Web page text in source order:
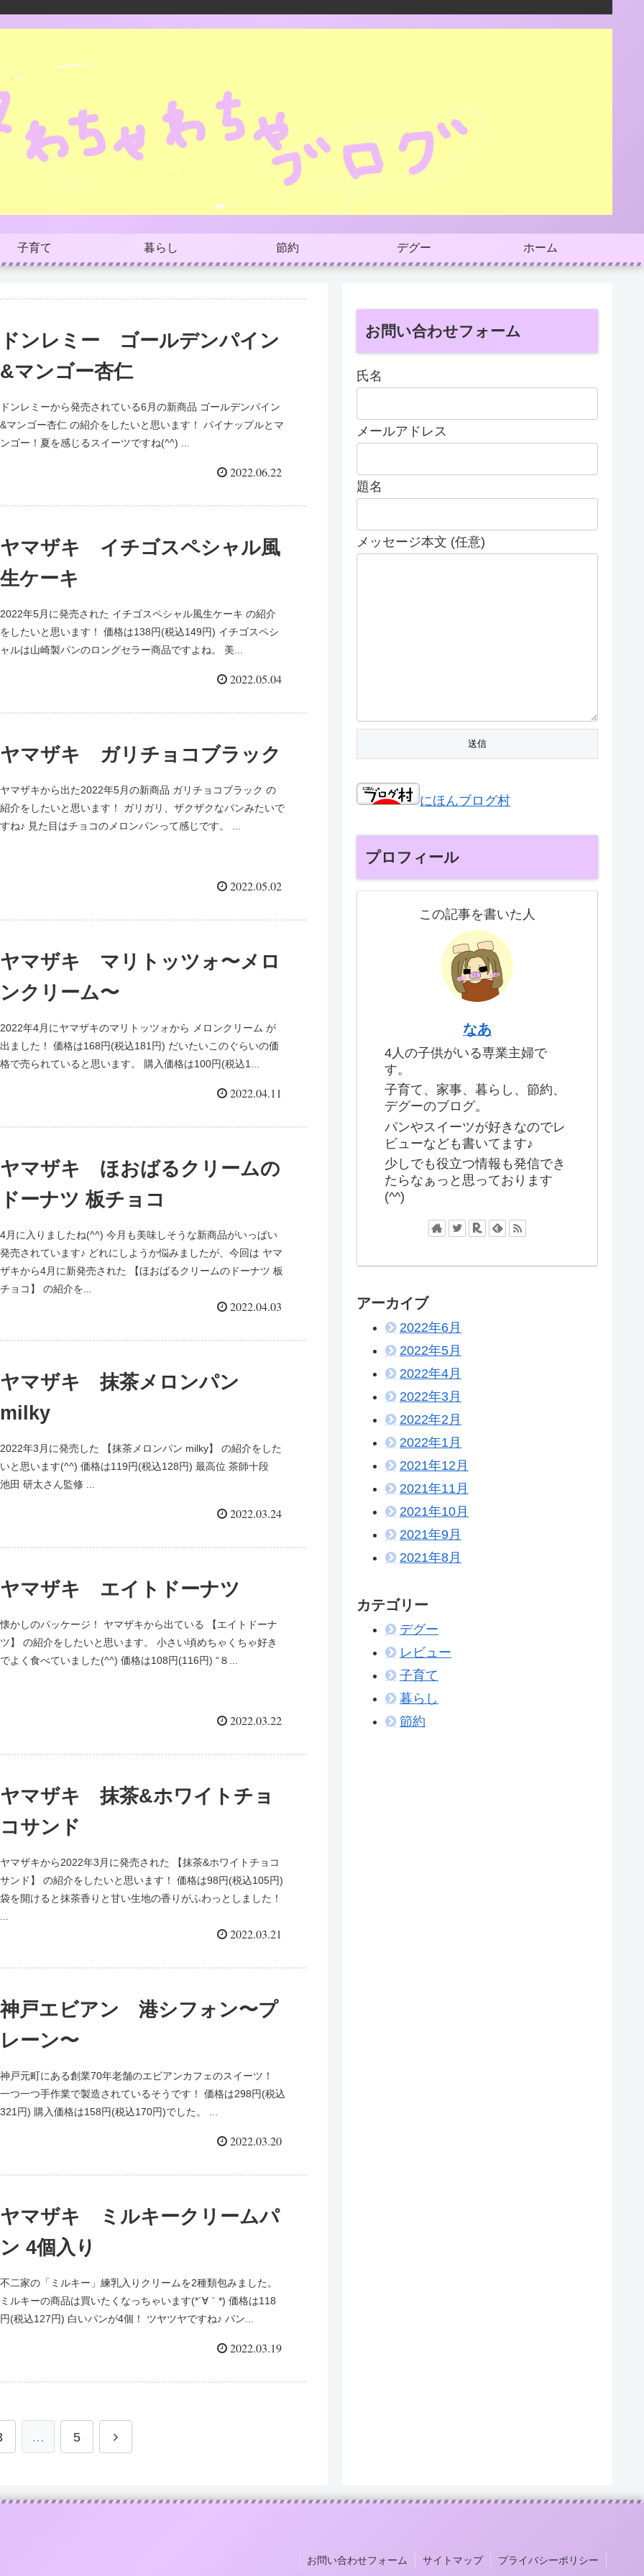
子育て 暮らし 節約 デグー ホーム
ドンレミー ゴールデンパイン
&マンゴー杏仁
ドンレミーから発売されている6月の新商品 ゴールデンパイン
&マンゴー杏仁 の紹介をしたいと思います！ パイナップルとマ
ンゴー！夏を感じるスイーツですね(^^) ...
2022.06.22
ヤマザキ イチゴスペシャル風
生ケーキ
2022年5月に発売された イチゴスペシャル風生ケーキ の紹介
をしたいと思います！ 価格は138円(税込149円) イチゴスペシ
ャルは山崎製パンのロングセラー商品ですよね。 美...
2022.05.04
ヤマザキ ガリチョコブラック
ヤマザキから出た2022年5月の新商品 ガリチョコブラック の
紹介をしたいと思います！ ガリガリ、ザクザクなパンみたいで
すね♪ 見た目はチョコのメロンパンって感じです。 ...
2022.05.02
ヤマザキ マリトッツォ〜メロ
ンクリーム〜
2022年4月にヤマザキのマリトッツォから メロンクリーム が
出ました！ 価格は168円(税込181円) だいたいこのぐらいの価
格で売られていると思います。 購入価格は100円(税込1...
2022.04.11
ヤマザキ ほおばるクリームの
ドーナツ 板チョコ
4月に入りましたね(^^) 今月も美味しそうな新商品がいっぱい
発売されています♪ どれにしようか悩みましたが、今回は ヤマ
ザキから4月に新発売された 【ほおばるクリームのドーナツ 板
チョコ】 の紹介を...
2022.04.03
ヤマザキ 抹茶メロンパン
milky
2022年3月に発売した 【抹茶メロンパン milky】 の紹介をした
いと思います(^^) 価格は119円(税込128円) 最高位 茶師十段
池田 研太さん監修 ...
2022.03.24
ヤマザキ エイトドーナツ
懐かしのパッケージ！ ヤマザキから出ている 【エイトドーナ
ツ】 の紹介をしたいと思います。 小さい頃めちゃくちゃ好き
でよく食べていました(^^) 価格は108円(116円) “８...
2022.03.22
ヤマザキ 抹茶&ホワイトチョ
コサンド
ヤマザキから2022年3月に発売された 【抹茶&ホワイトチョコ
サンド】 の紹介をしたいと思います！ 価格は98円(税込105円)
袋を開けると抹茶香りと甘い生地の香りがふわっとしました！
2022.03.21
神戸エビアン 港シフォン〜プ
レーン〜
神戸元町にある創業70年老舗のエビアンカフェのスイーツ！
一つ一つ手作業で製造されているそうです！ 価格は298円(税込
321円) 購入価格は158円(税込170円)でした。 ...
2022.03.20
ヤマザキ ミルキークリームパ
ン 4個入り
不二家の「ミルキー」練乳入りクリームを2種類包みました。
ミルキーの商品は買いたくなっちゃいます(*´∀｀*) 価格は118
円(税込127円) 白いパンが4個！ ツヤツヤですね♪ パン...
2022.03.19
… 5
お問い合わせフォーム
氏名
メールアドレス
題名
メッセージ本文 (任意)
にほんブログ村
プロフィール
この記事を書いた人
なあ
4人の子供がいる専業主婦で
す。
子育て、家事、暮らし、節約、
デグーのブログ。
パンやスイーツが好きなのでレ
ビューなども書いてます♪
少しでも役立つ情報も発信でき
たらなぁっと思っております
(^^)
アーカイブ
2022年6月
2022年5月
2022年4月
2022年3月
2022年2月
2022年1月
2021年12月
2021年11月
2021年10月
2021年9月
2021年8月
カテゴリー
デグー
レビュー
子育て
暮らし
節約
お問い合わせフォーム サイトマップ プライバシーポリシー